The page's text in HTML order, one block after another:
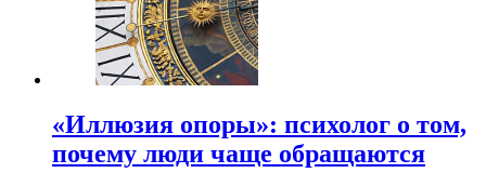
«Иллюзия опоры»: психолог о том,
почему люди чаще обращаются